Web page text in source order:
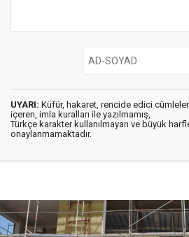
UYARI: Küfür, hakaret, rencide edici cümleler
içeren, imla kuralları ile yazılmamış,
Türkçe karakter kullanılmayan ve büyük
onaylanmamaktadır.